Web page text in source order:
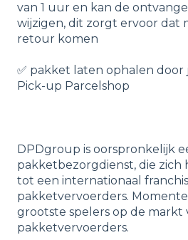
van 1 uur en kan de
wijzigen, dit zorgt ervoor dat
retour komen
✅ pakket laten ophalen door
Pick-up Parcelshop
DPDgroup is oorspronkelijk
pakketbezorgdienst, die zich
tot een internationaal
pakketvervoerders.
grootste spelers op de markt
pakketvervoerders.